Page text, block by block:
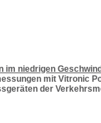
niedrigen
mit Vitronic
der